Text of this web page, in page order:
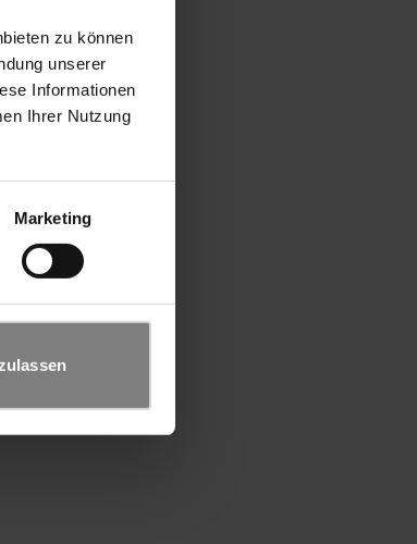
zu können
unserer
Informationen
Ihrer Nutzung
Marketing